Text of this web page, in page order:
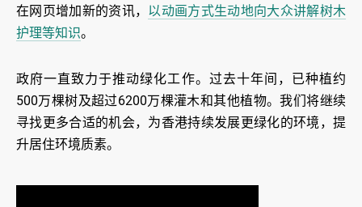
在网页增加新的资讯， 以动画方式生动地向大众讲解树木
护理等知识。
政府一直致力于推动绿化工作。过去十年间，已种植约
500万棵树及超过6200万棵灌木和其他植物。我们将继续
寻找更多合适的机会，为香港持续发展更绿化的环境，提
升居住环境质素。